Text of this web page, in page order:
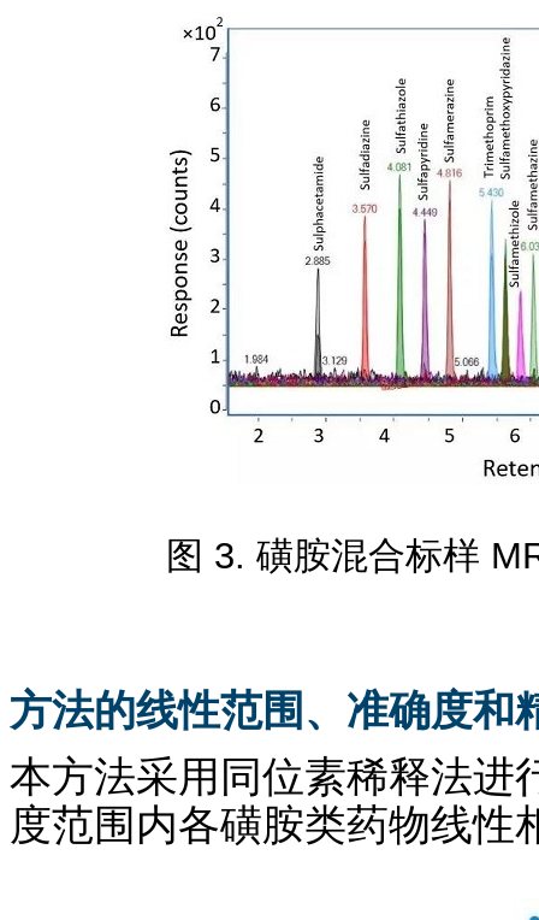
图 3. 磺胺混合标样
方法的线性范围、准确度和
本方法采用同位素稀释法进
度范围内各磺胺类药物线性